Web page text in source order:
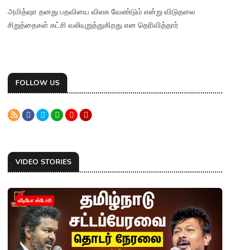
அமித்ஷா தனது பதவியை விலக வேண்டும் என்று விடுதலை
சிறுத்தைகள் கட்சி வலியுறுத்துகிறது என தெரிவித்தார்
FOLLOW US
VIDEO STORIES
வீடியோ ஸ்டோரி